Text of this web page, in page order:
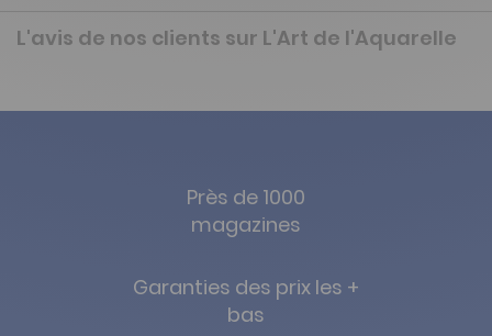
L'avis de nos clients sur L'Art de l'Aquarelle
Près de 1000
magazines
Garanties des prix les +
bas